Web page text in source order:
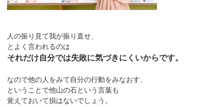
人の振り見て我が振り直せ、
とよく言われるのは
それだけ自分では失敗に気づきにくいからです。
なので他の人をみて自分の行動をみなおす、
ということで他山の石という言葉も
覚えておいて損はないでしょう。